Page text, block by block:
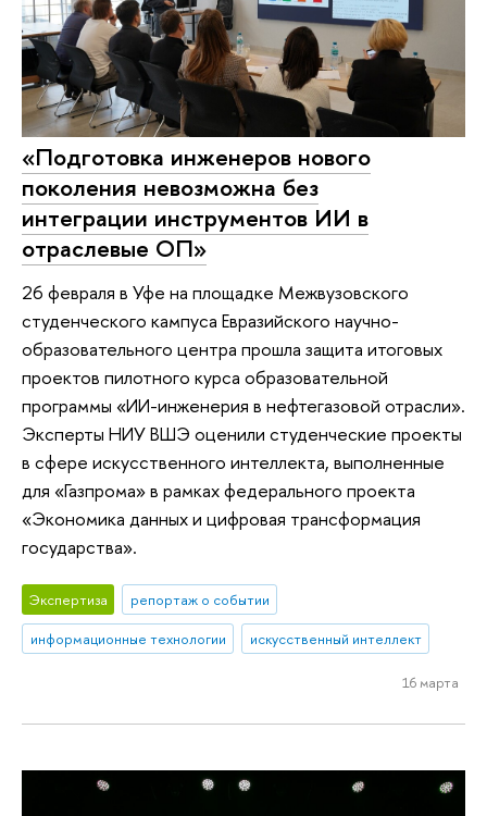
«Подготовка инженеров нового
поколения невозможна без
интеграции инструментов ИИ в
отраслевые ОП»
26 февраля в Уфе на площадке Межвузовского
студенческого кампуса Евразийского научно-
образовательного центра прошла защита итоговых
проектов пилотного курса образовательной
программы «ИИ-инженерия в нефтегазовой отрасли».
Эксперты НИУ ВШЭ оценили студенческие проекты
в сфере искусственного интеллекта, выполненные
для «Газпрома» в рамках федерального проекта
«Экономика данных и цифровая трансформация
государства».
Экспертиза
репортаж о событии
информационные технологии
искусственный интеллект
16 марта